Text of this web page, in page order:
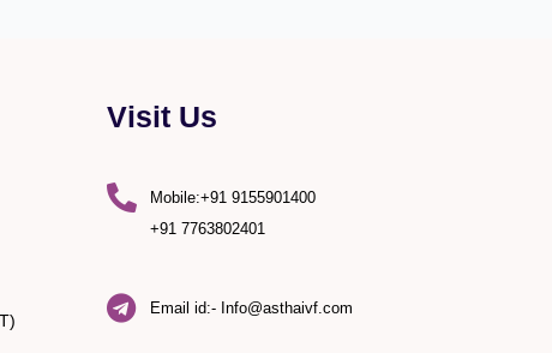
Visit Us
Mobile:+91 9155901400
+91 7763802401
Email id:- Info@asthaivf.com